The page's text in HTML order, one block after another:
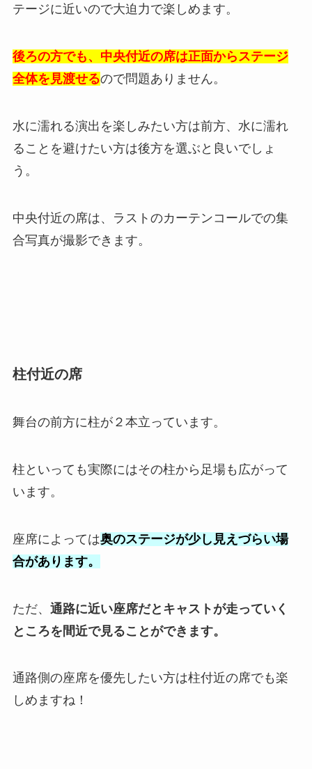
テージに近いので大迫力で楽しめます。
後ろの方でも、中央付近の席は正面からステージ
全体を見渡せるので問題ありません。
水に濡れる演出を楽しみたい方は前方、水に濡れ
ることを避けたい方は後方を選ぶと良いでしょ
う。
中央付近の席は、ラストのカーテンコールでの集
合写真が撮影できます。
柱付近の席
舞台の前方に柱が２本立っています。
柱といっても実際にはその柱から足場も広がって
います。
座席によっては奥のステージが少し見えづらい場
合があります。
ただ、 通路に近い座席だとキャストが走っていく
ところを間近で見ることができます。
通路側の座席を優先したい方は柱付近の席でも楽
しめますね！